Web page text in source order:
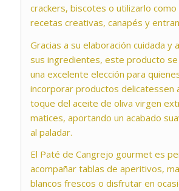
crackers, biscotes o utilizarlo
recetas creativas, canapés y
Gracias a su elaboración cuidada y
sus ingredientes, este producto
una excelente elección para
incorporar productos delicatessen
toque del aceite de oliva virgen
matices, aportando un acabado
al paladar.
El Paté de Cangrejo gourmet es
acompañar tablas de aperitivos,
blancos frescos o disfrutar en